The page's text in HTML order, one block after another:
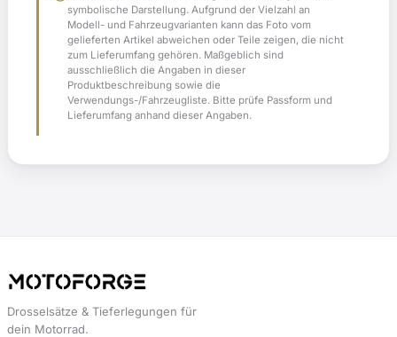
symbolische Darstellung. Aufgrund der Vielzahl an
Modell- und Fahrzeugvarianten kann das Foto vom
gelieferten Artikel abweichen oder Teile zeigen, die nicht
zum Lieferumfang gehören. Maßgeblich sind
ausschließlich die Angaben in dieser
Produktbeschreibung sowie die
Verwendungs-/Fahrzeugliste. Bitte prüfe Passform und
Lieferumfang anhand dieser Angaben.
Drosselsätze & Tieferlegungen für
dein Motorrad.